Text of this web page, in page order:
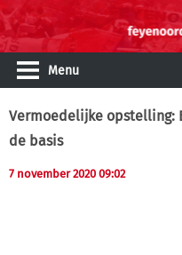
Menu
Vermoedelijke opstelling:
de basis
7 november 2020 09:02